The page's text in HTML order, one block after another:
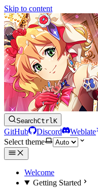
Skip to content
SearchCtrlK
GitHub Discord
Weblate
Select theme
Welcome
Getting Started